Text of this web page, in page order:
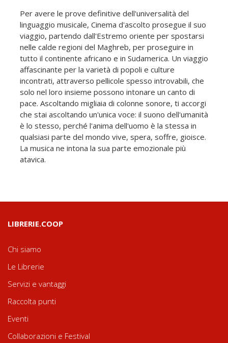
Per avere le prove definitive dell'universalità del
linguaggio musicale, Cinema d'ascolto prosegue il suo
viaggio, partendo dall'Estremo oriente per spostarsi
nelle calde regioni del Maghreb, per proseguire in
tutto il continente africano e in Sudamerica. Un viaggio
affascinante per la varietà di popoli e culture
incontrati, attraverso pellicole spesso introvabili, che
solo nel loro insieme possono intonare un canto di
pace. Ascoltando migliaia di colonne sonore, ti accorgi
che stai ascoltando un'unica voce: il suono dell'umanità
è lo stesso, perché l'anima dell'uomo è la stessa in
qualsiasi parte del mondo vive, spera, soffre, gioisce.
La musica ne intona la sua parte emozionale più
atavica.
LIBRERIE.COOP
Chi siamo
Le Librerie
Servizi e vantaggi
Raccolta punti
Eventi
Collaborazioni e Festival